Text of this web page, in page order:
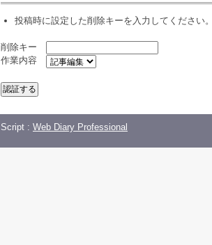
投稿時に設定した削除キーを入力してください
削除キー
作業内容
Script : Web Diary Professional